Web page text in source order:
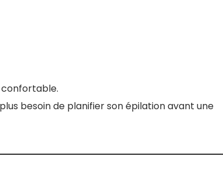
confortable.
besoin de planifier son épilation avant une